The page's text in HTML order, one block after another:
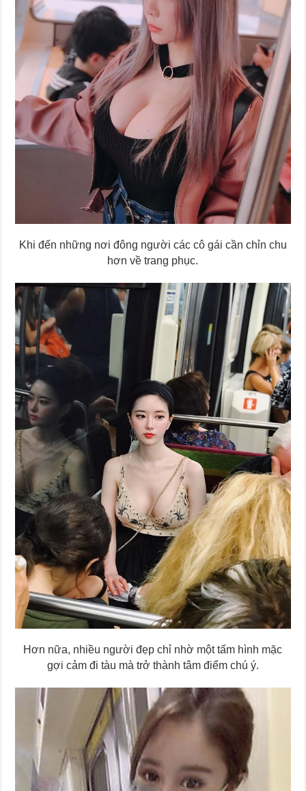
Khi đến những nơi đông người các cô gái cần chỉn chu
hơn về trang phục.
Hơn nữa, nhiều người đẹp chỉ nhờ một tấm hình mặc
gợi cảm đi tàu mà trở thành tâm điểm chú ý.